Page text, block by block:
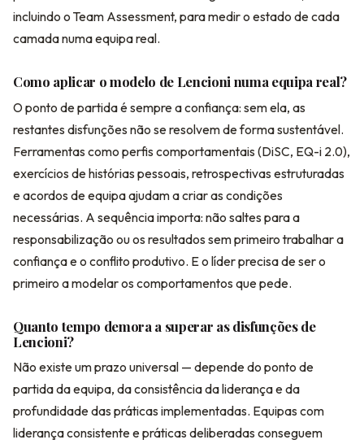
incluindo o Team Assessment, para medir o estado de cada
camada numa equipa real.
Como aplicar o modelo de Lencioni numa equipa real?
O ponto de partida é sempre a confiança: sem ela, as
restantes disfunções não se resolvem de forma sustentável.
Ferramentas como perfis comportamentais (DiSC, EQ-i 2.0),
exercícios de histórias pessoais, retrospectivas estruturadas
e acordos de equipa ajudam a criar as condições
necessárias. A sequência importa: não saltes para a
responsabilização ou os resultados sem primeiro trabalhar a
confiança e o conflito produtivo. E o líder precisa de ser o
primeiro a modelar os comportamentos que pede.
Quanto tempo demora a superar as disfunções de
Lencioni?
Não existe um prazo universal — depende do ponto de
partida da equipa, da consistência da liderança e da
profundidade das práticas implementadas. Equipas com
liderança consistente e práticas deliberadas conseguem